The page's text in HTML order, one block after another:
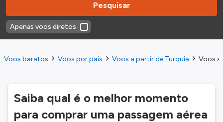
Pesquisar
Apenas voos diretos
Voos baratos Voos por país Voos a partir de Turquia Voos a
Saiba qual é o melhor momento
para comprar uma passagem aérea